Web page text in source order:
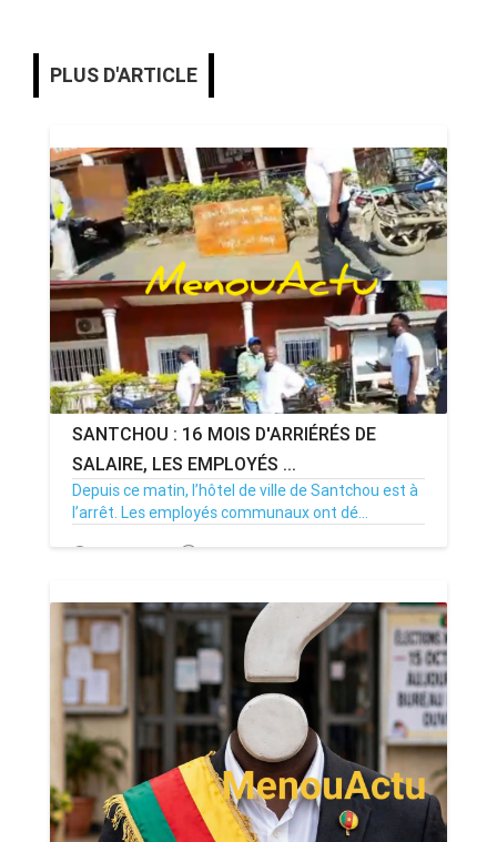
PLUS D'ARTICLE
SANTCHOU : 16 MOIS D'ARRIÉRÉS DE
SALAIRE, LES EMPLOYÉS ...
Depuis ce matin, l’hôtel de ville de Santchou est à
l’arrêt. Les employés communaux ont dé...
20/07/26 Par MenouActu 0